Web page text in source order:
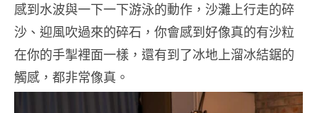
感到水波與一下一下游泳的動作，沙灘上行走的碎
沙、迎風吹過來的碎石，你會感到好像真的有沙粒
在你的手掣裡面一樣，還有到了冰地上溜冰結鋸的
觸感，都非常像真。